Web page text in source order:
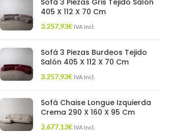
Sofá 3 Piezas Gris Tejido Salón
405 X 112 X 70 Cm
3.257,93€ IVA Incl.
Sofá 3 Piezas Burdeos Tejido
Salón 405 X 112 X 70 Cm
3.257,93€ IVA Incl.
Sofá Chaise Longue Izquierda
Crema 290 X 160 X 95 Cm
2.677,13€ IVA Incl.